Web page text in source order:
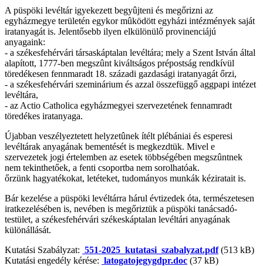
A püspöki levéltár igyekezett begyûjteni és megőrizni az
egyházmegye területén egykor mûködött egyházi intézmények saját
iratanyagát is. Jelentősebb ilyen elkülönülő provinenciájú
anyagaink:
- a székesfehérvári társaskáptalan levéltára; mely a Szent István által
alapított, 1777-ben megszûnt kiváltságos prépostság rendkívül
töredékesen fennmaradt 18. századi gazdasági iratanyagát őrzi,
- a székesfehérvári szeminárium és azzal összefüggő aggpapi intézet
levéltára,
- az Actio Catholica egyházmegyei szervezetének fennamradt
töredékes iratanyaga.
Újabban veszélyeztetett helyzetûnek ítélt plébániai és esperesi
levéltárak anyagának bementését is megkezdtük. Mivel e
szervezetek jogi értelemben az esetek többségében megszûntnek
nem tekinthetőek, a fenti csoportba nem sorolhatóak.
őrzünk hagyatékokat, letéteket, tudományos munkák kéziratait is.
Bár kezelése a püspöki levéltárra hárul évtizedek óta, természetesen
iratkezelésében is, nevében is megőriztük a püspöki tanácsadó-
testület, a székesfehérvári székeskáptalan levéltári anyagának
különállását.
Kutatási Szabályzat: 551-2025_kutatasi_szabalyzat.pdf(513 kB)
Kutatási engedély kérése: latogatojegygdpr.doc (37 kB)